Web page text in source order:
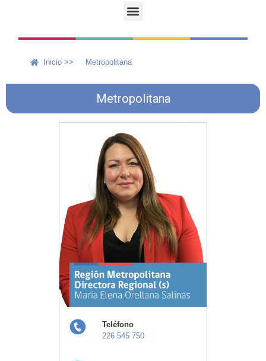
Inicio >> Metropolitana
Metropolitana
Teléfono
226 545 750